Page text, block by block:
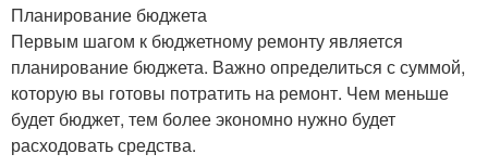
Планирование бюджета
Первым шагом к бюджетному ремонту является
планирование бюджета. Важно определиться с суммой,
которую вы готовы потратить на ремонт. Чем меньше
будет бюджет, тем более экономно нужно будет
расходовать средства.